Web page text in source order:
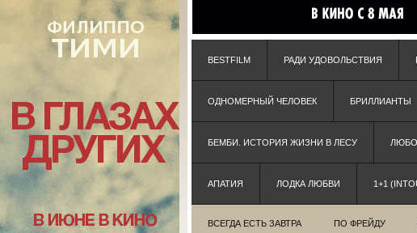
BESTFILM РАДИ УДОВОЛЬСТВИЯ
ОДНОМЕРНЫЙ ЧЕЛОВЕК БРИЛЛИАНТЫ
БЕМБИ. ИСТОРИЯ ЖИЗНИ В ЛЕСУ
АПАТИЯ ЛОДКА ЛЮБВИ 1+1
ВСЕГДА ЕСТЬ ЗАВТРА ПО ФРЕЙДУ